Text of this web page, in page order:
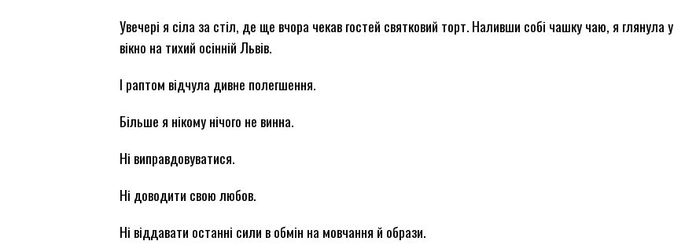
Увечері я сіла за стіл, де ще вчора чекав гостей святковий торт. Наливши собі чашку чаю, я глянула у
вікно на тихий осінній Львів.
І раптом відчула дивне полегшення.
Більше я нікому нічого не винна.
Ні виправдовуватися.
Ні доводити свою любов.
Ні віддавати останні сили в обмін на мовчання й образи.